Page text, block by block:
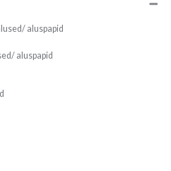
aluspapid
aluspapid